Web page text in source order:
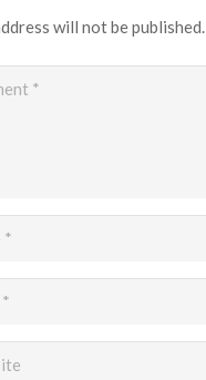
will not be published.